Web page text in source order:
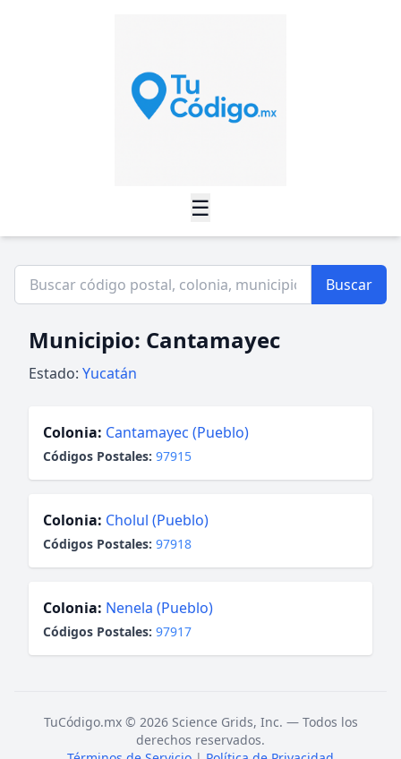
☰
Buscar
Municipio: Cantamayec
Estado: Yucatán
Colonia: Cantamayec (Pueblo)
Códigos Postales: 97915
Colonia: Cholul (Pueblo)
Códigos Postales: 97918
Colonia: Nenela (Pueblo)
Códigos Postales: 97917
TuCódigo.mx © 2026 Science Grids, Inc. — Todos los
derechos reservados.